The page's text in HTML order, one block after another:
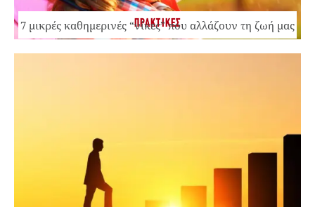
ΠΡΑΚΤΙΚΕΣ
7 μικρές καθημερινές “νίκες” που αλλάζουν τη ζωή μας